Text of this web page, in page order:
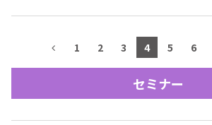
1 2 3 4 5 6
セミナー